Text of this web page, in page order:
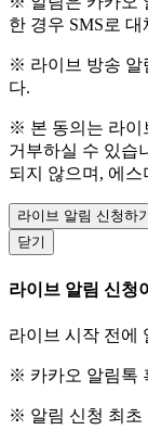
한 경우 SMS로
※ 라이브 방송 알
다.
※ 본 동의는 라이
거부하실 수 있습
되지 않으며, 에
라이브 알림 신청하
닫기
라이브 알림 신청
라이브 시작 전에
※ 카카오 알림톡
※ 알림 신청 최초